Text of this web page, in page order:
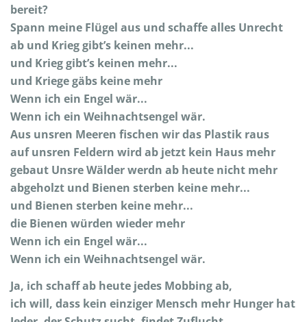
bereit?
Spann meine Flügel aus und schaffe alles Unrecht
ab und Krieg gibt’s keinen mehr...
und Krieg gibt’s keinen mehr...
und Kriege gäbs keine mehr
Wenn ich ein Engel wär...
Wenn ich ein Weihnachtsengel wär.
Aus unsren Meeren fischen wir das Plastik raus
auf unsren Feldern wird ab jetzt kein Haus mehr
gebaut Unsre Wälder werdn ab heute nicht mehr
abgeholzt und Bienen sterben keine mehr...
und Bienen sterben keine mehr...
die Bienen würden wieder mehr
Wenn ich ein Engel wär...
Wenn ich ein Weihnachtsengel wär.
Ja, ich schaff ab heute jedes Mobbing ab,
ich will, dass kein einziger Mensch mehr Hunger hat